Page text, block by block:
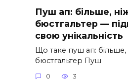
Пуш ап: більше,
бюстгальтер —
свою унікальність
Що таке пуш ап: більше,
бюстгальтер Пуш
0 3